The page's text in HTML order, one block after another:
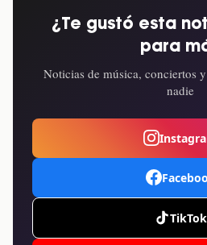
¿Te gustó esta
para
Noticias de música, conciertos
nadie
TikTok